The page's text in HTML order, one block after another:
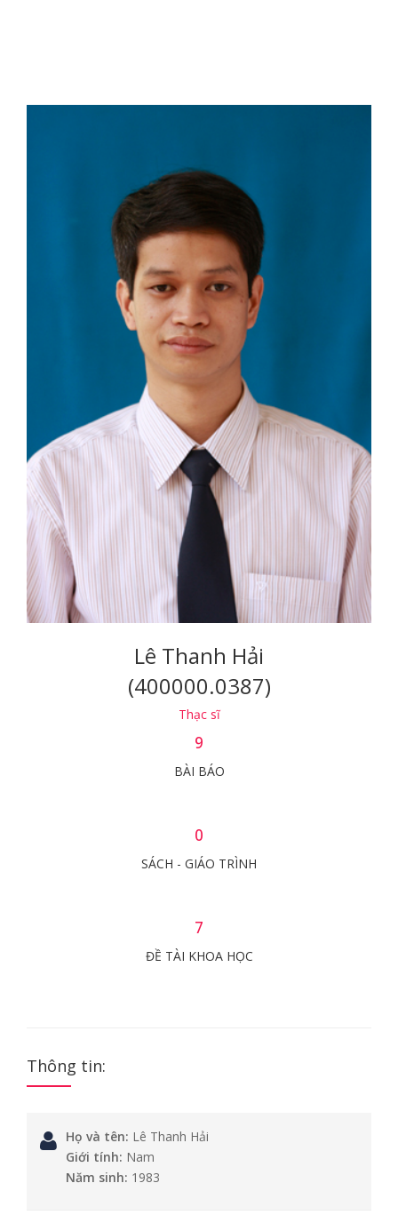
Lê Thanh Hải
(400000.0387)
Thạc sĩ
9
BÀI BÁO
0
SÁCH - GIÁO TRÌNH
7
ĐỀ TÀI KHOA HỌC
Thông tin:
Họ và tên: Lê Thanh Hải
Giới tính: Nam
Năm sinh: 1983